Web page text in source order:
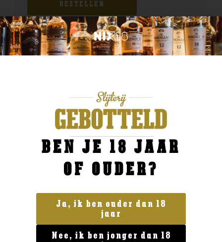
BESTELLEN
Geen categorie
BEN JE 18 JAAR
OF OUDER?
Ja, ik ben ouder dan 18
jaar
Nee, ik ben jonger dan 18